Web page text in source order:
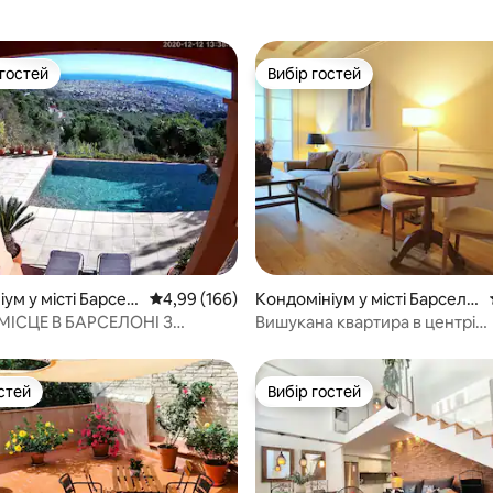
відгуки: 554
гостей
у місті Барсел
Середня оцінка: 4,99 з 5, відгуки: 166
4,99 (166)
В БАРСЕЛОНІ З
Вибір гостей
Вибір гостей
Кондомініум у місті Барсело
на
Вишукана квартира в центрі
Вибір гостей
Вибір гостей